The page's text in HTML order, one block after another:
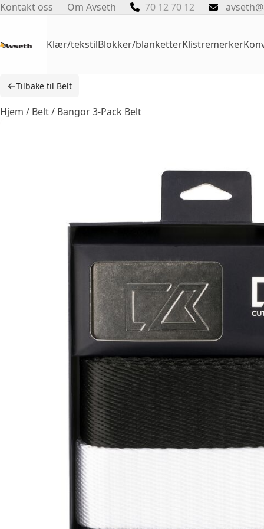
Skip
Kontakt oss Om Avseth 70 12 70 12
Klær/tekstilBlokker/blanketterKlistremerker
←Tilbake til Belt
Hjem / Belt/ Bangor 3-Pack Belt